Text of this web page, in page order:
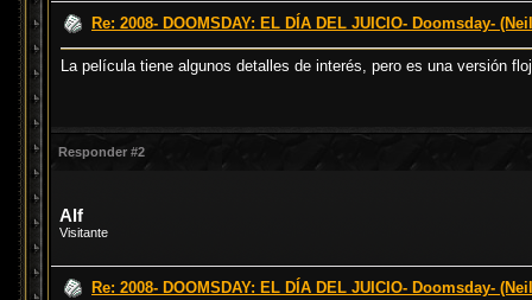
Re: 2008- DOOMSDAY: EL DÍA DEL JUICIO- Doomsday-
La película tiene algunos detalles de interés, pero es una versión
Responder #2
Alf
Visitante
Re: 2008- DOOMSDAY: EL DÍA DEL JUICIO- Doomsday-